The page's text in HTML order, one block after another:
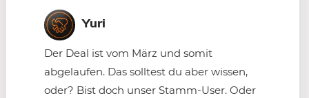
Yuri
Der Deal ist vom März und somit
abgelaufen. Das solltest du aber wissen,
oder? Bist doch unser Stamm-User. Oder